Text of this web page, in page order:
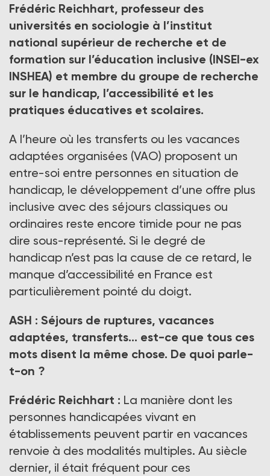
Frédéric Reichhart, professeur des
universités en sociologie à l’institut
national supérieur de recherche et de
formation sur l’éducation inclusive (INSEI-ex
INSHEA) et membre du groupe de recherche
sur le handicap, l’accessibilité et les
pratiques éducatives et scolaires.
A l’heure où les transferts ou les vacances
adaptées organisées (VAO) proposent un
entre-soi entre personnes en situation de
handicap, le développement d’une offre plus
inclusive avec des séjours classiques ou
ordinaires reste encore timide pour ne pas
dire sous-représenté. Si le degré de
handicap n’est pas la cause de ce retard, le
manque d’accessibilité en France est
particulièrement pointé du doigt.
ASH : Séjours de ruptures, vacances
adaptées, transferts... est-ce que tous ces
mots disent la même chose. De quoi parle-
t-on ?
Frédéric Reichhart : La manière dont les
personnes handicapées vivant en
établissements peuvent partir en vacances
renvoie à des modalités multiples. Au siècle
dernier, il était fréquent pour ces